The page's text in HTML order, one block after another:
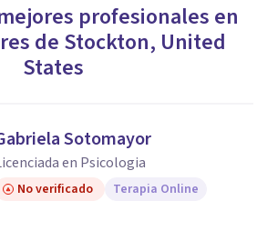
profesionales en
de Stockton, United
States
Sotomayor
en Psicologia
No verificado Terapia Online